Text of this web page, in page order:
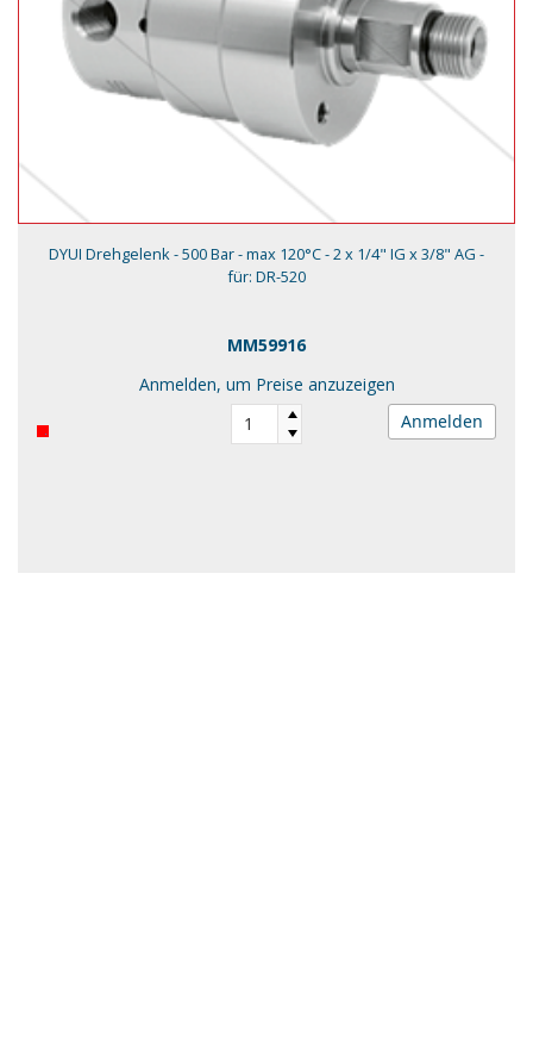
DYUI Drehgelenk - 500 Bar - max 120°C - 2 x 1/4" IG x 3/8" AG -
für: DR-520
MM59916
Anmelden, um Preise anzuzeigen
Anmelden